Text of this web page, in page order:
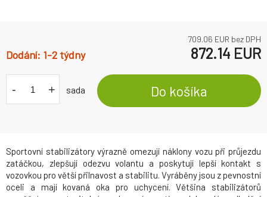
Sportovní stabilizátory výrazně omezují náklony vozu při průjezdu
zatáčkou, zlepšují odezvu volantu a poskytují lepší kontakt s
vozovkou pro větší přilnavost a stabilitu. Vyráběny jsou z pevnostní
oceli a mají kovaná oka pro uchycení. Většina stabilizátorů
709.06 EUR bez DPH
1-2 týdny 872.14 EUR
- + sada Do košíka